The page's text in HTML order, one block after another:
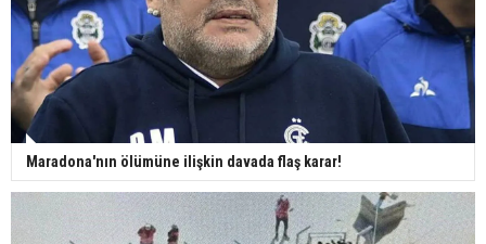
Maradona'nın ölümüne ilişkin davada flaş karar!